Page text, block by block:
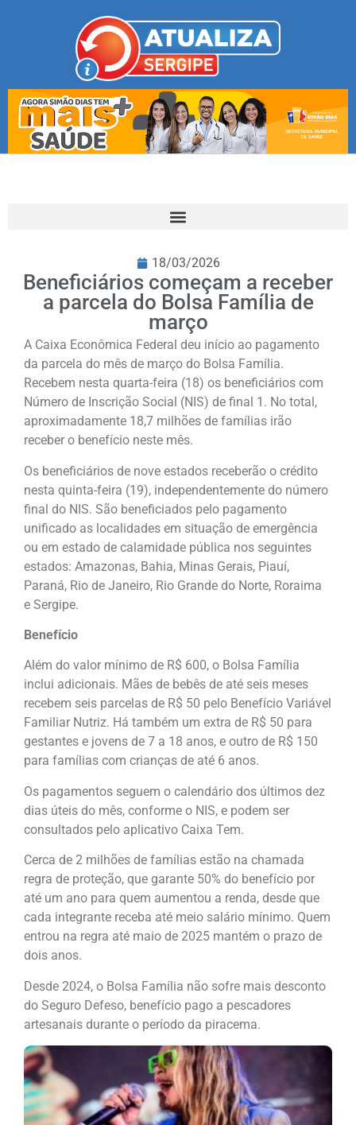
18/03/2026
Beneficiários começam a receber
a parcela do Bolsa Família de
março
A Caixa Econômica Federal deu início ao pagamento
da parcela do mês de março do Bolsa Família.
Recebem nesta quarta-feira (18) os beneficiários com
Número de Inscrição Social (NIS) de final 1. No total,
aproximadamente 18,7 milhões de famílias irão
receber o benefício neste mês.
Os beneficiários de nove estados receberão o crédito
nesta quinta-feira (19), independentemente do número
final do NIS. São beneficiados pelo pagamento
unificado as localidades em situação de emergência
ou em estado de calamidade pública nos seguintes
estados: Amazonas, Bahia, Minas Gerais, Piauí,
Paraná, Rio de Janeiro, Rio Grande do Norte, Roraima
e Sergipe.
Benefício
Além do valor mínimo de R$ 600, o Bolsa Família
inclui adicionais. Mães de bebês de até seis meses
recebem seis parcelas de R$ 50 pelo Benefício Variável
Familiar Nutriz. Há também um extra de R$ 50 para
gestantes e jovens de 7 a 18 anos, e outro de R$ 150
para famílias com crianças de até 6 anos.
Os pagamentos seguem o calendário dos últimos dez
dias úteis do mês, conforme o NIS, e podem ser
consultados pelo aplicativo Caixa Tem.
Cerca de 2 milhões de famílias estão na chamada
regra de proteção, que garante 50% do benefício por
até um ano para quem aumentou a renda, desde que
cada integrante receba até meio salário mínimo. Quem
entrou na regra até maio de 2025 mantém o prazo de
dois anos.
Desde 2024, o Bolsa Família não sofre mais desconto
do Seguro Defeso, benefício pago a pescadores
artesanais durante o período da piracema.